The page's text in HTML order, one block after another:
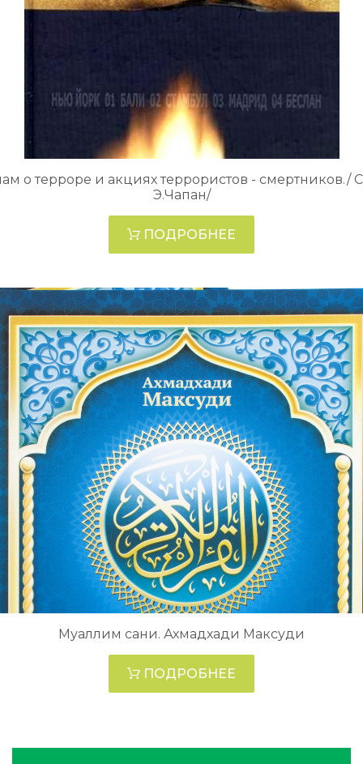
о терроре и акциях террористов - смертников./
Э.Чапан/
ПОДРОБНЕЕ
Муаллим сани. Ахмадхади Максуди
ПОДРОБНЕЕ